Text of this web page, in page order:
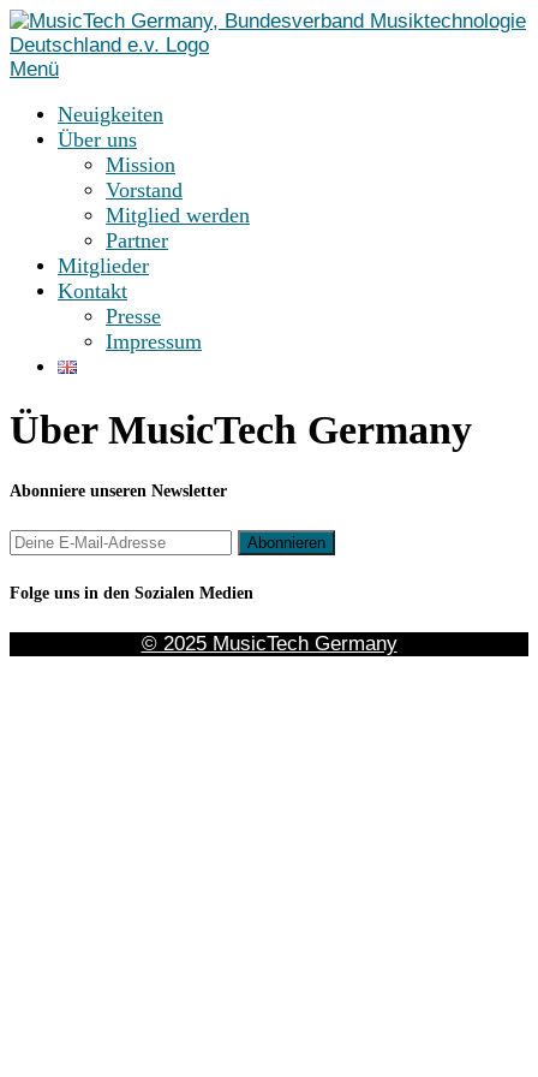
Zum
Inhalt
springen
Menü
Neuigkeiten
Über uns
Mission
Vorstand
Mitglied werden
Partner
Mitglieder
Kontakt
Presse
Impressum
Über MusicTech Germany
Abonniere unseren Newsletter
Folge uns in den Sozialen Medien
© 2025 MusicTech Germany